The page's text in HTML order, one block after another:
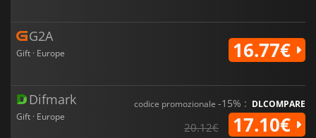
G2A
Gift · Europe 16.77€
Difmark
Gift · Europe
codice promozionale -15% : DLCOMPARE
20.12€ 17.10€